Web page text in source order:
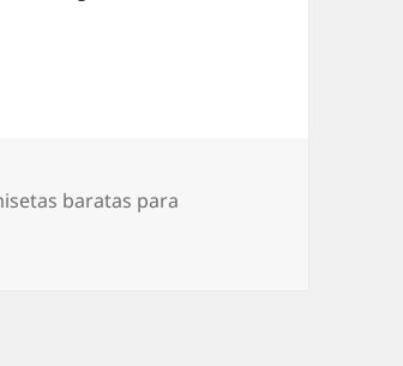
baratas para